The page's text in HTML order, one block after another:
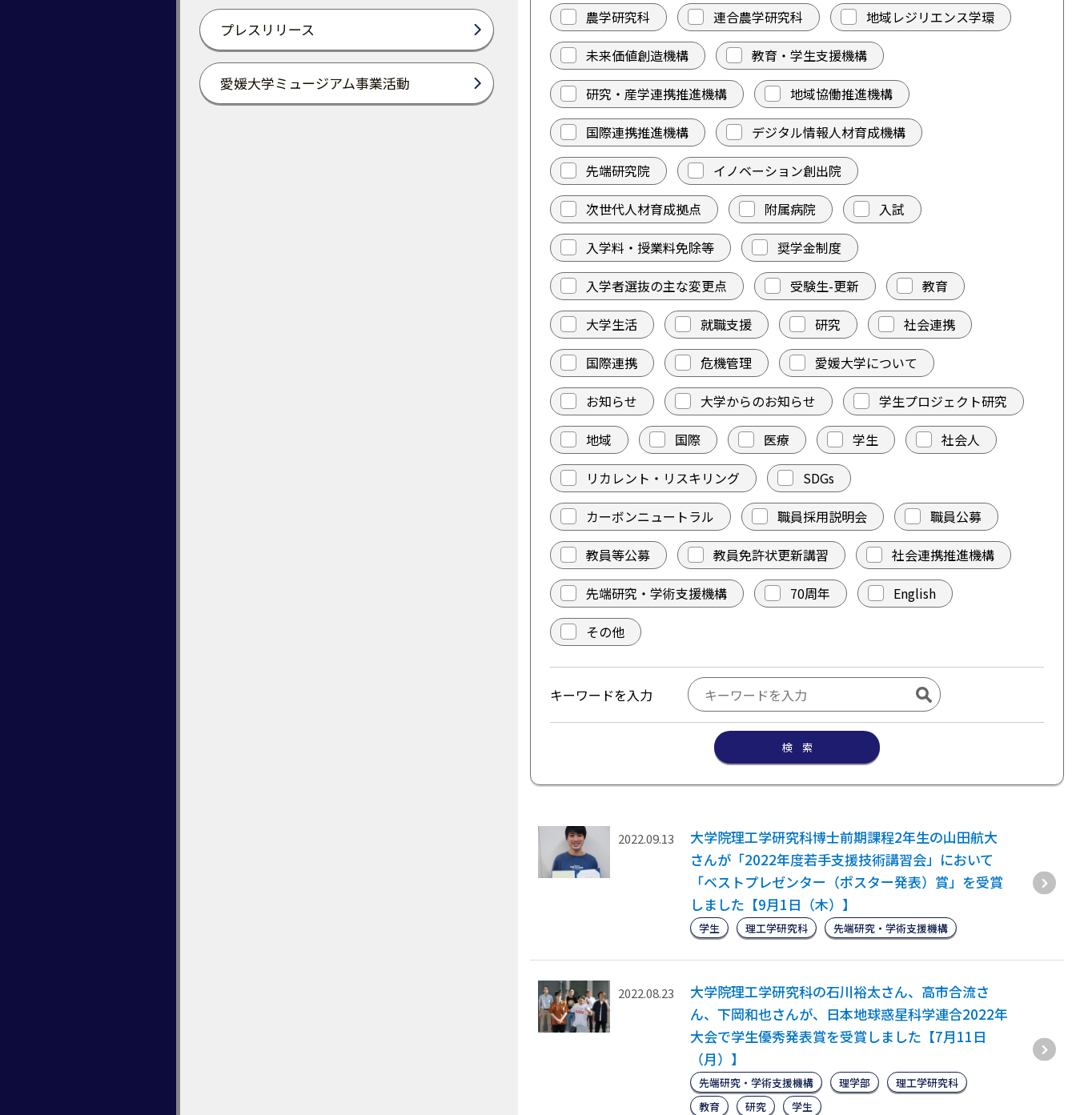
プレスリリース
愛媛大学ミュージアム事業活動
農学研究科
連合農学研究科
地域レジリエンス学環
未来価値創造機構
教育・学生支援機構
研究・産学連携推進機構
地域協働推進機構
国際連携推進機構
デジタル情報人材育成機構
先端研究院
イノベーション創出院
次世代人材育成拠点
附属病院
入試
入学料・授業料免除等
奨学金制度
入学者選抜の主な変更点
受験生-更新
教育
大学生活
就職支援 研究
社会連携
国際連携
危機管理
愛媛大学について
お知らせ
大学からのお知らせ
学生プロジェクト研究
地域
国際 医療 学生
社会人
リカレント・リスキリング
SDGs
カーボンニュートラル
職員採用説明会
職員公募
教員等公募
教員免許状更新講習
社会連携推進機構
先端研究・学術支援機構
70周年
English
その他
キーワードを入力
検 索
2022.09.13
大学院理工学研究科博士前期課程2年生の山田航大
さんが「2022年度若手支援技術講習会」において
「ベストプレゼンター（ポスター発表）賞」を受賞
しました【9月1日（木）】
学生 理工学研究科 先端研究・学術支援機構
2022.08.23
大学院理工学研究科の石川裕太さん、高市合流さ
ん、下岡和也さんが、日本地球惑星科学連合2022年
大会で学生優秀発表賞を受賞しました【7月11日
（月）】
先端研究・学術支援機構 理学部
理工学研究科
教育
研究 学生